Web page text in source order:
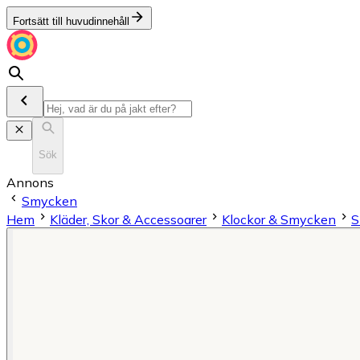
Fortsätt till huvudinnehåll
Sök
Annons
Smycken
Hem
Kläder, Skor & Accessoarer Klockor & Smycken